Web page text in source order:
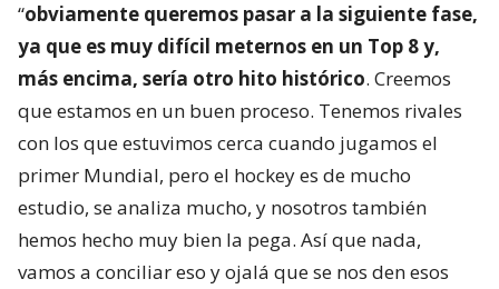
“obviamente queremos pasar a la siguiente fase,
ya que es muy difícil meternos en un Top 8 y,
más encima, sería otro hito histórico. Creemos
que estamos en un buen proceso. Tenemos rivales
con los que estuvimos cerca cuando jugamos el
primer Mundial, pero el hockey es de mucho
estudio, se analiza mucho, y nosotros también
hemos hecho muy bien la pega. Así que nada,
vamos a conciliar eso y ojalá que se nos den esos